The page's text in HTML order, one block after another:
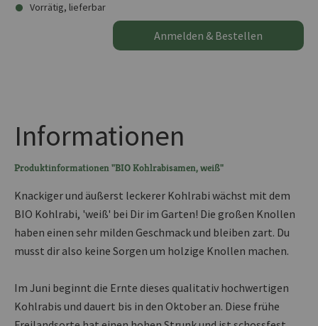
Vorrätig, lieferbar
Anmelden & Bestellen
Informationen
Produktinformationen "BIO Kohlrabisamen, weiß"
Knackiger und äußerst leckerer Kohlrabi wächst mit dem
BIO Kohlrabi, 'weiß' bei Dir im Garten! Die großen Knollen
haben einen sehr milden Geschmack und bleiben zart. Du
musst dir also keine Sorgen um holzige Knollen machen.
Im Juni beginnt die Ernte dieses qualitativ hochwertigen
Kohlrabis und dauert bis in den Oktober an. Diese frühe